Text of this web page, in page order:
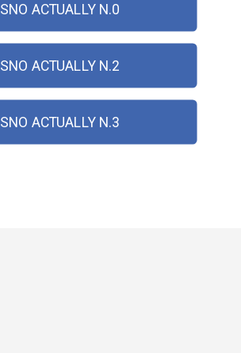
SNO ACTUALLY N.0
SNO ACTUALLY N.2
SNO ACTUALLY N.3